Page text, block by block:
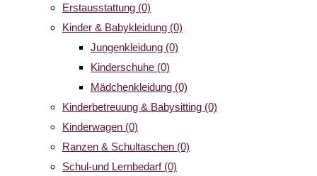
Erstausstattung (0)
Kinder & Babykleidung (0)
Jungenkleidung (0)
Kinderschuhe (0)
Mädchenkleidung (0)
Kinderbetreuung & Babysitting (0)
Kinderwagen (0)
Ranzen & Schultaschen (0)
Schul-und Lernbedarf (0)